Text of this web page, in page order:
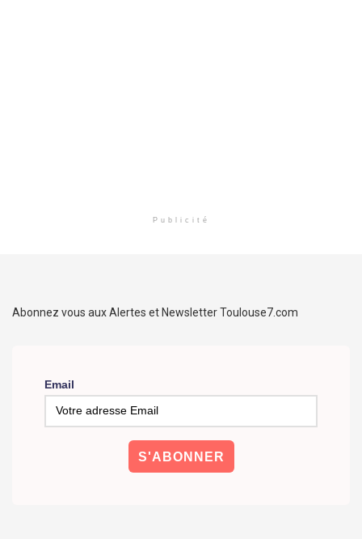
Publicité
Abonnez vous aux Alertes et Newsletter Toulouse7.com
Email